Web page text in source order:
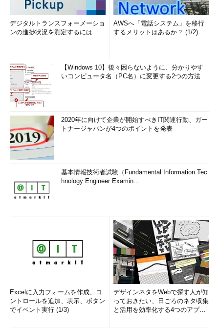
デジタルトランスフォーメーショ
ンの進捗状況を測定するには
AWSへ「電話システム」を移行
するメリットはあるか？ (1/2)
【Windows 10】後々困らないように、分かりやす
いコンピュータ名（PC名）に変更する2つの方法
2020年に向けて企業が開始すべきIT関連行動、ガー
トナージャパンが4つのポイントを発表
基本情報技術者試験（Fundamental Information Tec
hnology Engineer Examin...
Excelに入力フォームを作成、コ
ントロールを追加、表示、ボタン
でイベント実行 (1/3)
デザインネタをWebで探す人が知
っておきたい、日ごろのネタ収集
と活用を効率化する4つのアプリ